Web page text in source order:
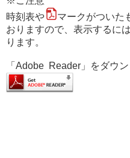
時刻表や
マークがついた
おりますので、表示するに
ります。
「Adobe Reader」をダウ